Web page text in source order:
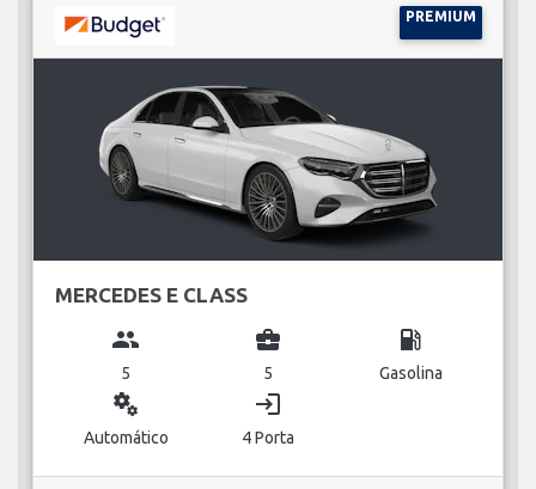
PREMIUM
MERCEDES E CLASS
group
5
business_center
5
local_gas_station
Gasolina
miscellaneous_services
Automático
login
4 Porta